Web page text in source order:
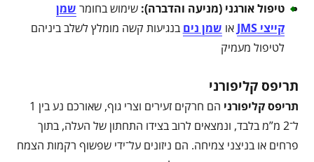
טיפול אורגני (מניעה והדברה): שימוש בחומר שמן
קייצי JMS
או שמן נים בנגיעות קשה מומלץ לשלב ביניהם
לטיפול מעמיק
תריפס קליפורני
תריפס קליפורני
הם חרקים זעירים וצרי גוף, שאורכם נע בין 1
ל־2 מ”מ בלבד, ונמצאים לרוב בצידו התחתון של העלה, בתוך
פרחים או בניצני צמיחה. הם ניזונים על־ידי שפשוף רקמות הצמח